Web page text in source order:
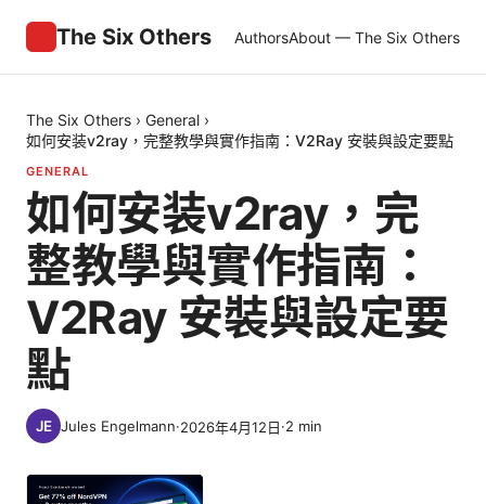
The Six Others AuthorsAbout — The Six Others
The Six Others › General ›
如何安装v2ray，完整教學與實作指南：V2Ray 安裝與設定要點
GENERAL
如何安装v2ray，完
整教學與實作指南：
V2Ray 安裝與設定要
點
Jules Engelmann·2026年4月12日·2 min